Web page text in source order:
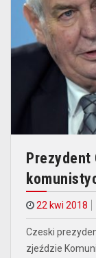
Prezydent
22 kwi 2018
Czeski
zjeździe